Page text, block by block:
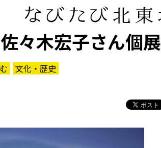
々木宏子さん個展
文化・歴史